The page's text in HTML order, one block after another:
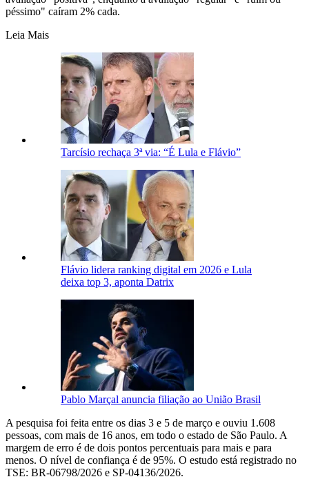
péssimo" caíram 2% cada.
Leia Mais
Tarcísio rechaça 3ª via: “É Lula e Flávio”
Flávio lidera ranking digital em 2026 e Lula
deixa top 3, aponta Datrix
Pablo Marçal anuncia filiação ao União Brasil
A pesquisa foi feita entre os dias 3 e 5 de março e ouviu 1.608
pessoas, com mais de 16 anos, em todo o estado de São Paulo. A
margem de erro é de dois pontos percentuais para mais e para
menos. O nível de confiança é de 95%. O estudo está registrado no
TSE: BR-06798/2026 e SP-04136/2026.